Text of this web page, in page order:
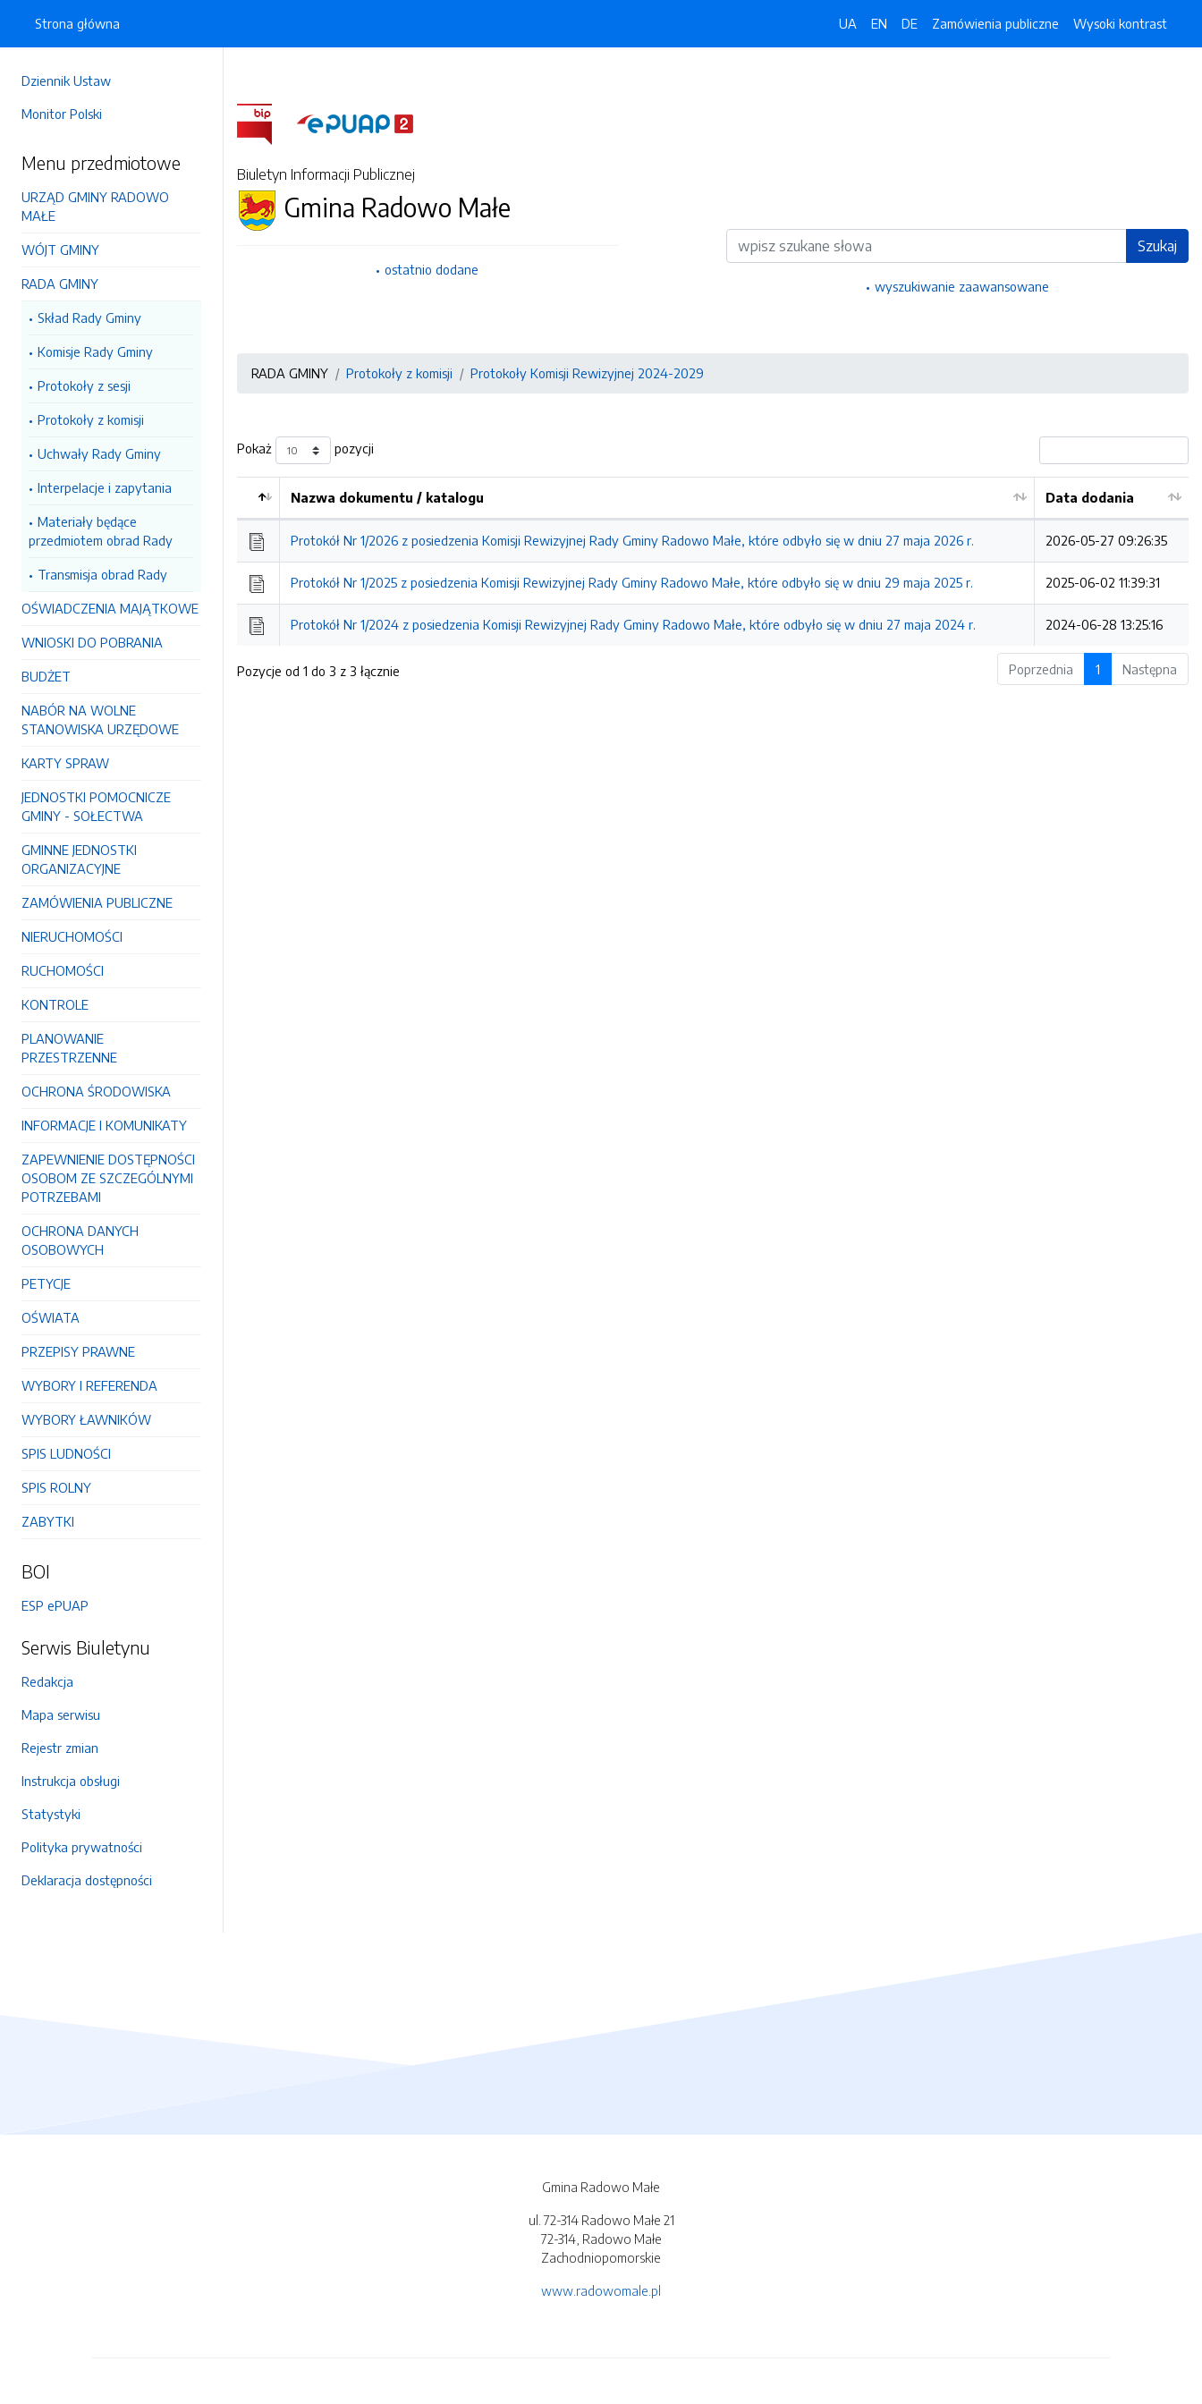
Dziennik Ustaw
Monitor Polski
Menu przedmiotowe
URZĄD GMINY RADOWO
MAŁE
WÓJT GMINY
RADA GMINY
Skład Rady Gminy
Komisje Rady Gminy
Protokoły z sesji
Protokoły z komisji
Uchwały Rady Gminy
Interpelacje i zapytania
Materiały będące
przedmiotem obrad Rady
Transmisja obrad Rady
OŚWIADCZENIA MAJĄTKOWE
WNIOSKI DO POBRANIA
BUDŻET
NABÓR NA WOLNE
STANOWISKA URZĘDOWE
KARTY SPRAW
JEDNOSTKI POMOCNICZE
GMINY - SOŁECTWA
GMINNE JEDNOSTKI
ORGANIZACYJNE
ZAMÓWIENIA PUBLICZNE
NIERUCHOMOŚCI
RUCHOMOŚCI
KONTROLE
PLANOWANIE
PRZESTRZENNE
OCHRONA ŚRODOWISKA
INFORMACJE I KOMUNIKATY
ZAPEWNIENIE DOSTĘPNOŚCI
OSOBOM ZE SZCZEGÓLNYMI
POTRZEBAMI
OCHRONA DANYCH
OSOBOWYCH
PETYCJE
OŚWIATA
PRZEPISY PRAWNE
WYBORY I REFERENDA
WYBORY ŁAWNIKÓW
SPIS LUDNOŚCI
SPIS ROLNY
ZABYTKI
BOI
ESP ePUAP
Serwis Biuletynu
Redakcja
Mapa serwisu
Rejestr zmian
Instrukcja obsługi
Statystyki
Polityka prywatności
Deklaracja dostępności
Strona główna UA EN DE Zamówienia publiczne Wysoki kontrast
Biuletyn Informacji Publicznej
Gmina Radowo Małe
ostatnio dodane
Wyszukiwarka Szukaj
wyszukiwanie zaawansowane
RADA GMINY Protokoły z komisji Protokoły Komisji Rewizyjnej 2024-2029
Pokaż pozycji
Kolejność
Nazwa dokumentu / katalogu Data dodania
Protokół Nr 1/2026 z posiedzenia Komisji Rewizyjnej Rady Gminy Radowo Małe, które odbyło się w dniu 27 maja 2026 r. 2026-05-27 09:26:35
Protokół Nr 1/2025 z posiedzenia Komisji Rewizyjnej Rady Gminy Radowo Małe, które odbyło się w dniu 29 maja 2025 r. 2025-06-02 11:39:31
Protokół Nr 1/2024 z posiedzenia Komisji Rewizyjnej Rady Gminy Radowo Małe, które odbyło się w dniu 27 maja 2024 r. 2024-06-28 13:25:16
Pozycje od 1 do 3 z 3 łącznie Poprzednia 1 Następna
Gmina Radowo Małe
ul. 72-314 Radowo Małe 21
72-314, Radowo Małe
Zachodniopomorskie
www.radowomale.pl